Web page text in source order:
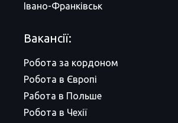
Івано-Франківськ
Вакансії:
Робота за кордоном
Робота в Європі
Работа в Польше
Робота в Чехії